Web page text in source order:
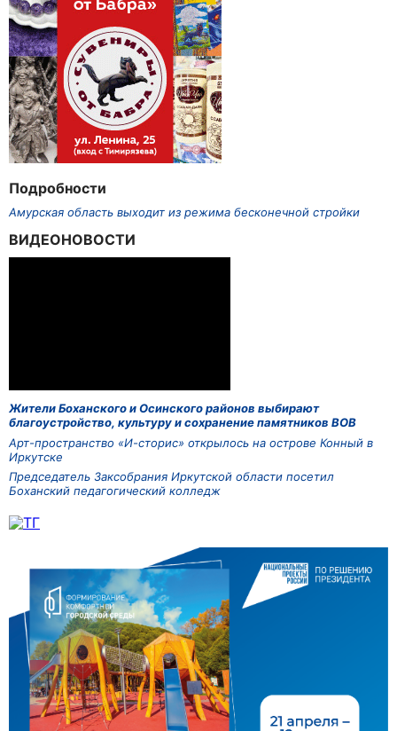
Подробности
Амурская область выходит из режима бесконечной стройки
ВИДЕОНОВОСТИ
Жители Боханского и Осинского районов выбирают
благоустройство, культуру и сохранение памятников ВОВ
Арт-пространство «И-сторис» открылось на острове Конный в
Иркутске
Председатель Заксобрания Иркутской области посетил
Боханский педагогический колледж